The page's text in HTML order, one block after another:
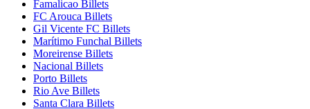
Famalicao Billets
FC Arouca Billets
Gil Vicente FC Billets
Marítimo Funchal Billets
Moreirense Billets
Nacional Billets
Porto Billets
Rio Ave Billets
Santa Clara Billets